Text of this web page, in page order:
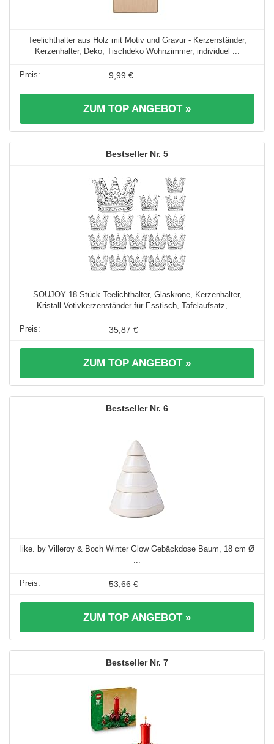
Teelichthalter aus Holz mit Motiv und Gravur - Kerzenständer,
Kerzenhalter, Deko, Tischdeko Wohnzimmer, individuel ...
9,99 €
ZUM TOP ANGEBOT »
5
SOUJOY 18 Stück Teelichthalter, Glaskrone, Kerzenhalter,
Kristall-Votivkerzenständer für Esstisch, Tafelaufsatz, ...
35,87 €
ZUM TOP ANGEBOT »
6
like. by Villeroy & Boch Winter Glow Gebäckdose Baum, 18 cm Ø
53,66 €
ZUM TOP ANGEBOT »
7